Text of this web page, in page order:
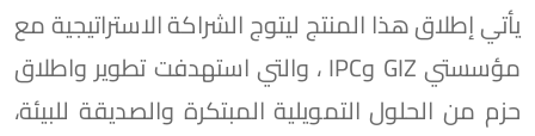
يأتي إطلاق هذا المنتج ليتوج الشراكة الاستراتيجية مع
مؤسستي GIZ وIPC ، والتي استهدفت تطوير واطلاق
حزم من الحلول التمويلية المبتكرة والصديقة للبيئة،